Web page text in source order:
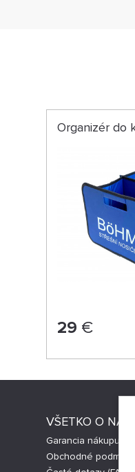
Organizér do
29 €
VŠETKO O
Garancia nákupu
Obchodné